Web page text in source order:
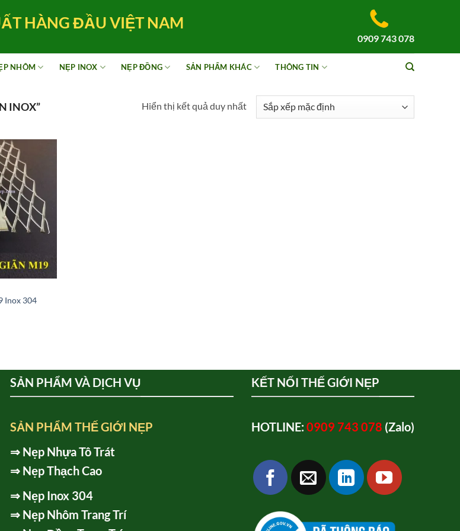
HÀNG ĐẦU VIỆT NAM
0909 743 078
NHÔM NẸP INOX NẸP ĐỒNG SẢN PHẨM KHÁC THÔNG TIN
INOX” Hiển thị kết quả duy nhất
Inox 304
SẢN PHẨM VÀ DỊCH VỤ
SẢN PHẨM THẾ GIỚI NẸP
⇒ Nẹp Nhựa Tô Trát
⇒ Nẹp Thạch Cao
⇒ Nẹp Inox 304
⇒ Nẹp Nhôm Trang Trí
KẾT NỐI THẾ GIỚI NẸP
HOTLINE: 0909 743 078 (Zalo)